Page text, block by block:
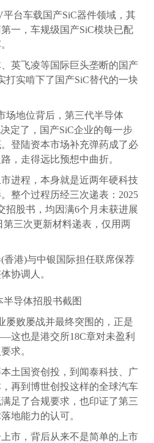
平台车载国产SiC器件领域，其
一，车规级国产SiC模块已配
英飞凌等国际巨头垄断的国产
打实啃下了国产SiC替代的一块
场地位背后，第三代半导体
定了，国产SiC企业的每一步
登陆资本市场补充弹药成了必
，走得远比预想中曲折。
进程，本身就是近两年硬科技
整个过程历经三次递表：2025
招股书，均因满6个月未获进展
第三次更新材料递表，仅用两
香港)与中银国际担任联席保荐
协调人。
半导体招股书截图
屡败屡战并最终突围的，正是
这也是港交所18C章对未盈利
求。
土国资创投，到闻泰科技、广
再到博世创投这样的全球汽车
足了合规要求，也印证了第三
地能力的认可。
市，背后从来不是简单的上市